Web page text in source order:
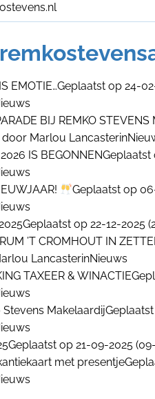
EMOTIE…Geplaatst op 24-
BIJ REMKO STEVENS
door Marlou Lancasterin
IS BEGONNENGeplaatst
Geplaatst op
Geplaatst op 22-12-2025
’T CROMHOUT IN
LancasterinNieuws
TAXEER & WINACTIE
Stevens Makelaardij
Geplaatst op 21-09-2025
met presentje